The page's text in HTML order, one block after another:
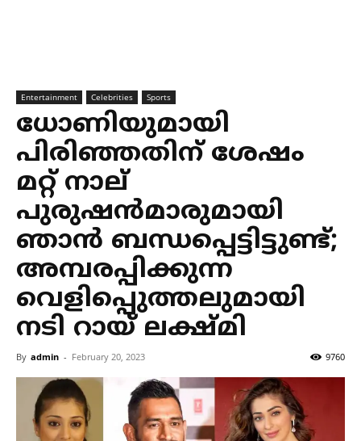
Entertainment Celebrities Sports
ധോണിയുമായി
പിരിഞ്ഞതിന് ശേഷം
മറ്റ് നാല്
പുരുഷൻമാരുമായി
ഞാൻ ബന്ധപ്പെട്ടിട്ടുണ്ട്;
അമ്പരപ്പിക്കുന്ന
വെളിപ്പെുത്തലുമായി
നടി റായ് ലക്ഷ്മി
By admin - February 20, 2023 9760